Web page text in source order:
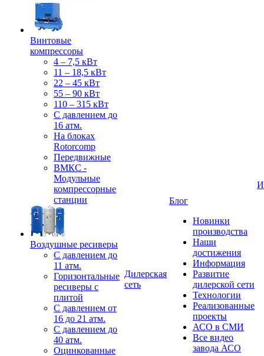
Винтовые
компрессоры
4 – 7,5 кВт
11 – 18,5 кВт
22 – 45 кВт
55 – 90 кВт
110 – 315 кВт
С давлением до
16 атм.
На блоках
Rotorcomp
Передвижные
ВМКС -
Модульные
компрессорные
станции
Воздушные ресиверы
С давлением до
11 атм.
Горизонтальные
ресиверы с
плитой
С давлением от
16 до 21 атм.
С давлением до
40 атм.
Оцинкованные
Дилерская
сеть
Блог
Новинки
производства
Наши
достижения
Информация
Развитие
дилерской сети
Технологии
Реализованные
проекты
АСО в СМИ
Все видео
завода АСО